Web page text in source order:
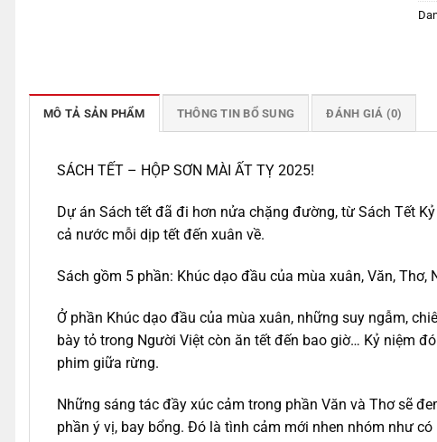
MÔ TẢ SẢN PHẨM THÔNG TIN BỔ SUNG ĐÁNH GIÁ (0)
SÁCH TẾT – HỘP SƠN MÀI ẤT TỴ 2025!
Dự án Sách tết đã đi hơn nửa chặng đường, từ Sách Tết
cả nước mỗi dịp tết đến xuân về.
Sách gồm 5 phần: Khúc dạo đầu của mùa xuân, Văn,
Ở phần Khúc dạo đầu của mùa xuân, những suy ngẫm,
bày tỏ trong Người Việt còn ăn tết đến bao giờ… Kỷ niệm
phim giữa rừng.
Những sáng tác đầy xúc cảm trong phần Văn và Thơ sẽ
phần ý vị, bay bổng. Đó là tình cảm mới nhen nhóm như